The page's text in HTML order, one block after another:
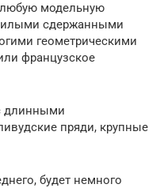
любую модельную
сдержанными
геометрическими
французское
длинными
пряди, крупные
будет немного